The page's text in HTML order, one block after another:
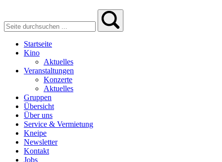
Startseite
Kino
Aktuelles
Veranstaltungen
Konzerte
Aktuelles
Gruppen
Übersicht
Über uns
Service & Vermietung
Kneipe
Newsletter
Kontakt
Jobs